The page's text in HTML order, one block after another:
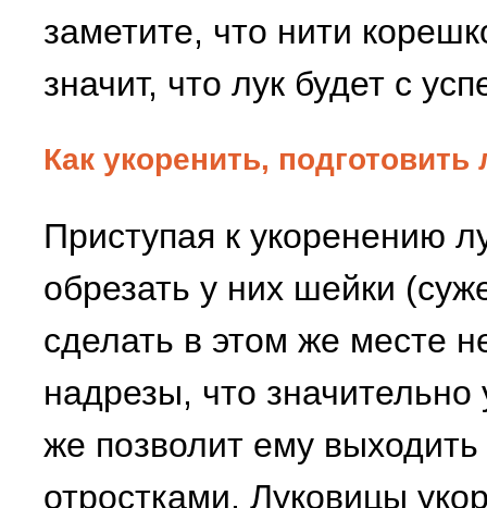
заметите, что нити
значит, что лук будет с
Как укоренить, подготовить
Приступая к укоренению
обрезать у них шейки
сделать в этом же месте
надрезы, что
же позволит ему выходить
отростками. Луковицы